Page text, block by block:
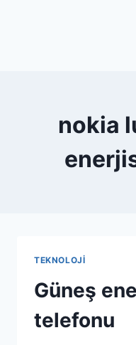
nokia
TEKNOLOJI
Güneş
telefonu